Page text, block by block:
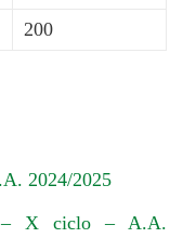
200
2024/2025
– X ciclo – A.A.